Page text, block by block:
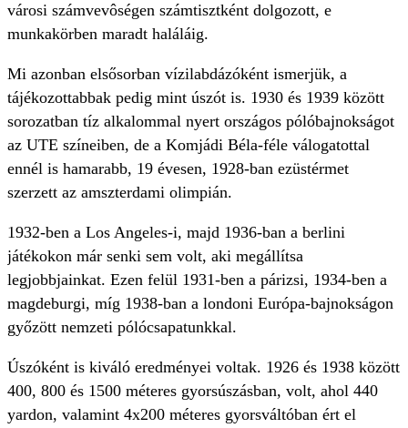
városi számvevôségen számtisztként dolgozott, e
munkakörben maradt haláláig.
Mi azonban elsősorban vízilabdázóként ismerjük, a
tájékozottabbak pedig mint úszót is. 1930 és 1939 között
sorozatban tíz alkalommal nyert országos pólóbajnokságot
az UTE színeiben, de a Komjádi Béla-féle válogatottal
ennél is hamarabb, 19 évesen, 1928-ban ezüstérmet
szerzett az amszterdami olimpián.
1932-ben a Los Angeles-i, majd 1936-ban a berlini
játékokon már senki sem volt, aki megállítsa
legjobbjainkat. Ezen felül 1931-ben a párizsi, 1934-ben a
magdeburgi, míg 1938-ban a londoni Európa-bajnokságon
győzött nemzeti pólócsapatunkkal.
Úszóként is kiváló eredményei voltak. 1926 és 1938 között
400, 800 és 1500 méteres gyorsúszásban, volt, ahol 440
yardon, valamint 4x200 méteres gyorsváltóban ért el